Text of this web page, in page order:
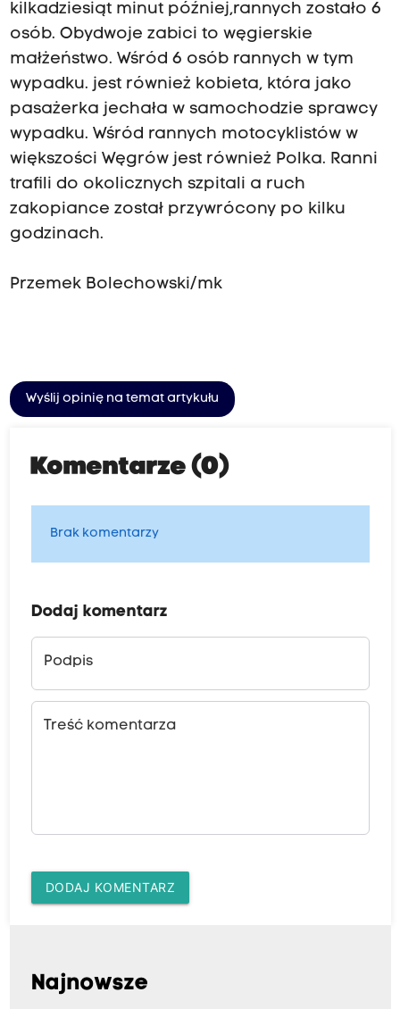
kilkadziesiąt minut później,rannych zostało 6
osób. Obydwoje zabici to węgierskie
małżeństwo. Wśród 6 osób rannych w tym
wypadku. jest również kobieta, która jako
pasażerka jechała w samochodzie sprawcy
wypadku. Wśród rannych motocyklistów w
większości Węgrów jest również Polka. Ranni
trafili do okolicznych szpitali a ruch
zakopiance został przywrócony po kilku
godzinach.
Przemek Bolechowski/mk
Wyślij opinię na temat artykułu
Komentarze (0)
Brak komentarzy
Dodaj komentarz
Podpis
Treść komentarza
DODAJ KOMENTARZ
Najnowsze